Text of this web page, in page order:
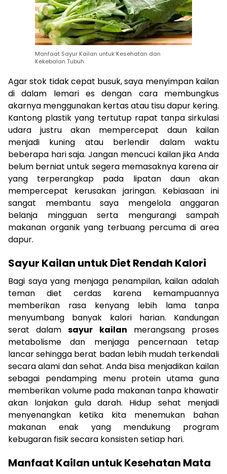
Manfaat Sayur Kailan untuk Kesehatan dan
Kekebalan Tubuh
Agar stok tidak cepat busuk, saya menyimpan kailan
di dalam lemari es dengan cara membungkus
akarnya menggunakan kertas atau tisu dapur kering.
Kantong plastik yang tertutup rapat tanpa sirkulasi
udara justru akan mempercepat daun kailan
menjadi kuning atau berlendir dalam waktu
beberapa hari saja. Jangan mencuci kailan jika Anda
belum berniat untuk segera memasaknya karena air
yang terperangkap pada lipatan daun akan
mempercepat kerusakan jaringan. Kebiasaan ini
sangat membantu saya mengelola anggaran
belanja mingguan serta mengurangi sampah
makanan organik yang terbuang percuma di area
dapur.
Sayur Kailan untuk Diet Rendah Kalori
Bagi saya yang menjaga penampilan, kailan adalah
teman diet cerdas karena kemampuannya
memberikan rasa kenyang lebih lama tanpa
menyumbang banyak kalori harian. Kandungan
serat dalamsayur kailan merangsang proses
metabolisme dan menjaga pencernaan tetap
lancar sehingga berat badan lebih mudah terkendali
secara alami dan sehat. Anda bisa menjadikan kailan
sebagai pendamping menu protein utama guna
memberikan volume pada makanan tanpa khawatir
akan lonjakan gula darah. Hidup sehat menjadi
menyenangkan ketika kita menemukan bahan
makanan enak yang mendukung program
kebugaran fisik secara konsisten setiap hari.
Manfaat Kailan untuk Kesehatan Mata